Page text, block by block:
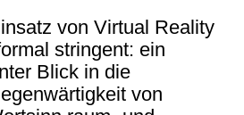
von Virtual Reality
stringent: ein
Blick in die
von